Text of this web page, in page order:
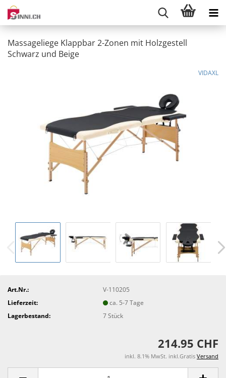
Massageliege Klappbar 2-Zonen mit Holzgestell
Schwarz und Beige
VIDAXL
Art.Nr.:
V-110205
Lieferzeit:
ca. 5-7 Tage
Lagerbestand:
7Stück
214.95 CHF
inkl. 8.1% MwSt. inkl.Gratis Versand